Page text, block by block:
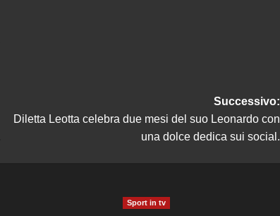
Successivo:
Diletta Leotta celebra due mesi del suo Leonardo con
una dolce dedica sui social.
Sport in tv